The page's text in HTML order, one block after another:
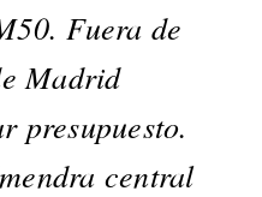
Fuera de
Madrid
presupuesto.
central